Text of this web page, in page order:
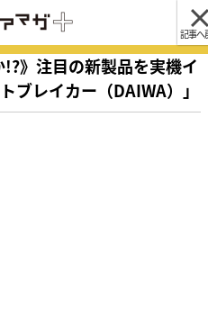
記事へ
》注目の新製品を実機イ
ブレイカー（DAIWA）」